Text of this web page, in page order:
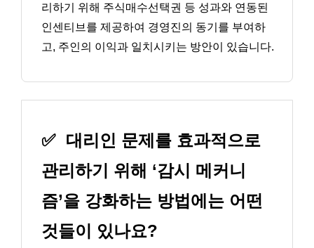
리하기 위해 주식매수선택권 등 성과와 연동된
인센티브를 제공하여 경영진의 동기를 부여하
고, 주인의 이익과 일치시키는 방안이 있습니다.
✅ 대리인 문제를 효과적으로
관리하기 위해 ‘감시 메커니
즘’을 강화하는 방법에는 어떤
것들이 있나요?